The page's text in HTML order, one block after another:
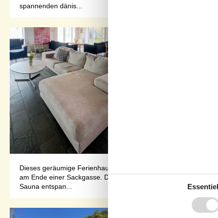
spannenden dänis...
Dieses geräumige Ferienhaus liegt auf einem 33.000 m²
am Ende einer Sackgasse. Das große Haus wurde laufend
Sauna entspan...